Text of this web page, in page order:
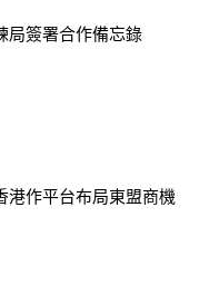
局簽署合作備忘錄
港作平台布局東盟商機